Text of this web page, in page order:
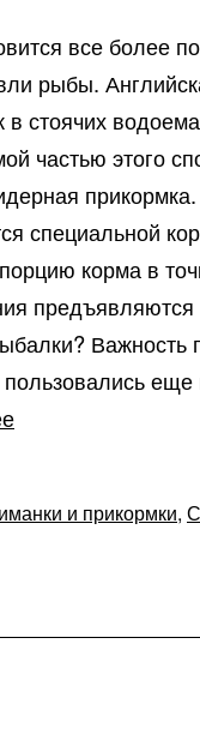
все более
рыбы.
в стоячих
частью этого
специальной
корма в
предъявляются
Важность
пользовались
Этапы
использования
и прикормки,